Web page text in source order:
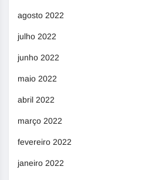
agosto 2022
julho 2022
junho 2022
maio 2022
abril 2022
março 2022
fevereiro 2022
janeiro 2022